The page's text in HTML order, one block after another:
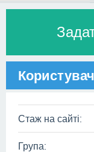
Стаж на сайті:
Група: